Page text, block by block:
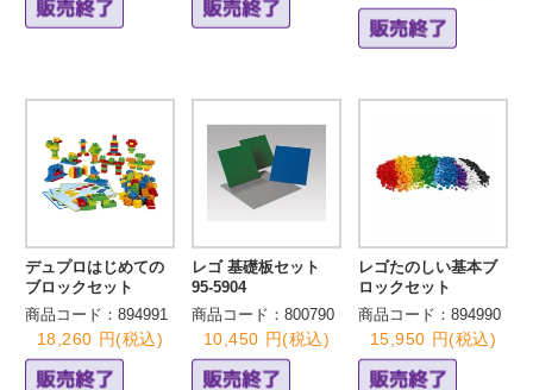
デュプロはじめての
ブロックセット
商品コード：894991
18,260 円(税込)
レゴ 基礎板セット
95-5904
商品コード：800790
10,450 円(税込)
レゴたのしい基本ブ
ロックセット
商品コード：894990
15,950 円(税込)